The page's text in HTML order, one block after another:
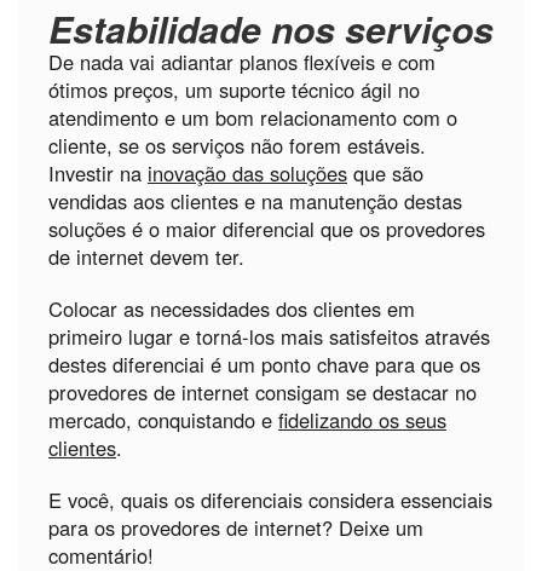
Estabilidade nos serviços
De nada vai adiantar planos flexíveis e com
ótimos preços, um suporte técnico ágil no
atendimento e um bom relacionamento com o
cliente, se os serviços não forem estáveis.
Investir na inovação das soluções que são
vendidas aos clientes e na manutenção destas
soluções é o maior diferencial que os provedores
de internet devem ter.
Colocar as necessidades dos clientes em
primeiro lugar e torná-los mais satisfeitos através
destes diferenciai é um ponto chave para que os
provedores de internet consigam se destacar no
mercado, conquistando e fidelizando os seus
clientes.
E você, quais os diferenciais considera essenciais
para os provedores de internet? Deixe um
comentário!